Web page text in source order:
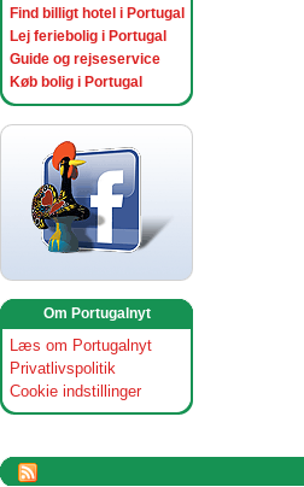
Find billigt hotel i Portugal
Lej feriebolig i Portugal
Guide og rejseservice
Køb bolig i Portugal
Om Portugalnyt
Læs om Portugalnyt
Privatlivspolitik
Cookie indstillinger